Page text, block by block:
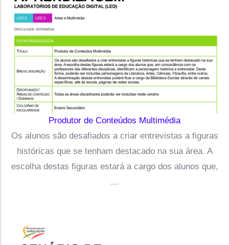
Produtor de Conteúdos Multimédia
Os alunos são desafiados a criar entrevistas a figuras
históricas que se tenham destacado na sua área. A
escolha destas figuras estará a cargo dos alunos que,
…